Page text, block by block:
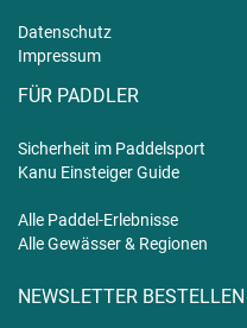
Datenschutz
Impressum
FÜR PADDLER
Sicherheit im Paddelsport
Kanu Einsteiger Guide
Alle Paddel-Erlebnisse
Alle Gewässer & Regionen
NEWSLETTER BESTELLEN